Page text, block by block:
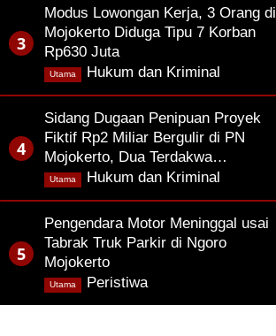
Modus Lowongan Kerja, 3 Orang di
Mojokerto Diduga Tipu 7 Korban
Rp630 Juta
Hukum dan Kriminal
Utama
Sidang Dugaan Penipuan Proyek
Fiktif Rp2 Miliar Bergulir di PN
Mojokerto, Dua Terdakwa…
Hukum dan Kriminal
Utama
Pengendara Motor Meninggal usai
Tabrak Truk Parkir di Ngoro
Mojokerto
Peristiwa,
Utama